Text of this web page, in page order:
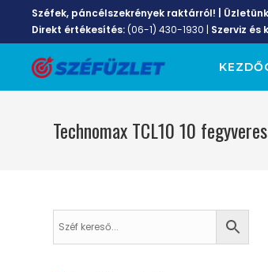
Széfek, páncélszekrények raktárról! |
Direkt értékesítés:(06-1) 430-1930 | Szerviz
Technomax TCL10 10